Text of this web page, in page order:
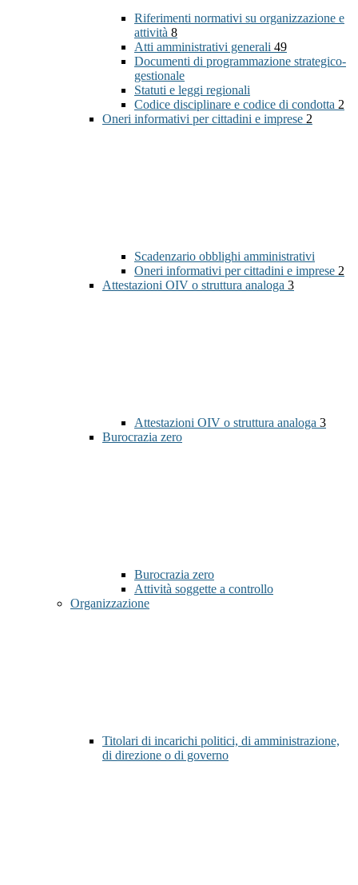
Riferimenti normativi su organizzazione e
attività 8
Atti amministrativi generali 49
Documenti di programmazione strategico-
gestionale
Statuti e leggi regionali
Codice disciplinare e codice di condotta 2
Oneri informativi per cittadini e imprese 2
Scadenzario obblighi amministrativi
Oneri informativi per cittadini e imprese 2
Attestazioni OIV o struttura analoga 3
Attestazioni OIV o struttura analoga 3
Burocrazia zero
Burocrazia zero
Attività soggette a controllo
Organizzazione
Titolari di incarichi politici, di amministrazione,
di direzione o di governo